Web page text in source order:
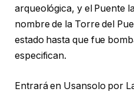
arqueológica, y el Puente
nombre de la Torre del
estado hasta que fue
especifican.
Entrará en Usansolo por